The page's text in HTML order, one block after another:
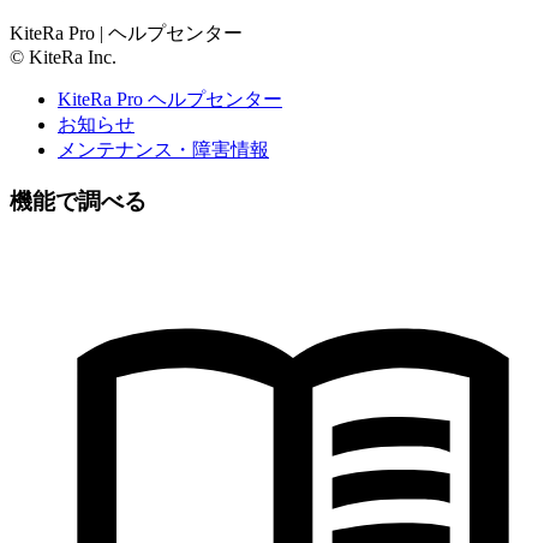
KiteRa Pro | ヘルプセンター
© KiteRa Inc.
KiteRa Pro ヘルプセンター
お知らせ
メンテナンス・障害情報
機能で調べる